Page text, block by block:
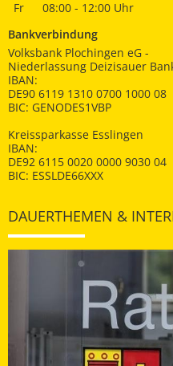
Fr
08:00 - 12:00 Uhr
Bankverbindung
Volksbank Plochingen eG -
Niederlassung Deizisauer
IBAN:
DE90 6119 1310 0700 1000 08
BIC: GENODES1VBP
Kreissparkasse Esslingen
IBAN:
DE92 6115 0020 0000 9030 04
BIC: ESSLDE66XXX
DAUERTHEMEN &